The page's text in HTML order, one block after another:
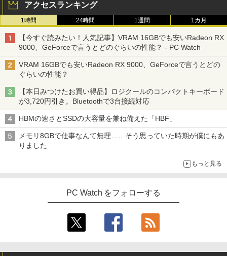
アクセスランキング
1時間 24時間 1週間 1カ月
【今すぐ読みたい！人気記事】VRAM 16GBでも安いRadeon RX
9000、GeForceで言うとどのぐらいの性能？ - PC Watch
VRAM 16GBでも安いRadeon RX 9000、GeForceで言うとどの
ぐらいの性能？
【本日みつけたお買い得品】ロジクールのコンパクトキーボード
が3,720円引き。Bluetoothで3台接続対応
HBMの速さとSSDの大容量を兼ね備えた「HBF」
メモリ8GBで仕事なんて無理……そう思っていた時期が僕にもあ
りました
もっと見る
PC Watch をフォローする